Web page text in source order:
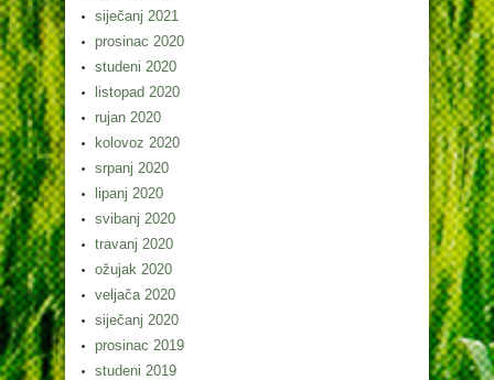
siječanj 2021
prosinac 2020
studeni 2020
listopad 2020
rujan 2020
kolovoz 2020
srpanj 2020
lipanj 2020
svibanj 2020
travanj 2020
ožujak 2020
veljača 2020
siječanj 2020
prosinac 2019
studeni 2019